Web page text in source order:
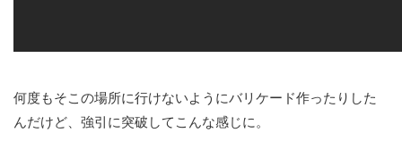
何度もそこの場所に行けないようにバリケード作ったりした
んだけど、強引に突破してこんな感じに。